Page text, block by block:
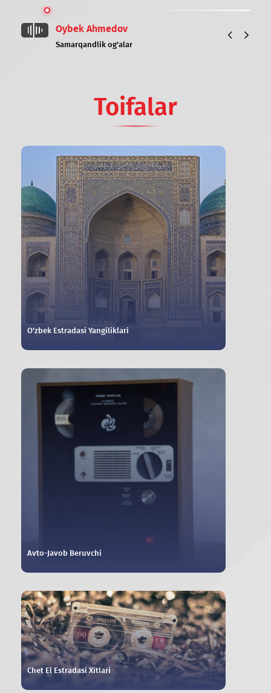
Oybek Ahmedov
Samarqandlik og'alar
Toifalar
O'zbek Estradasi Yangiliklari
Avto-Javob Beruvchi
Chet El Estradasi Xitlari